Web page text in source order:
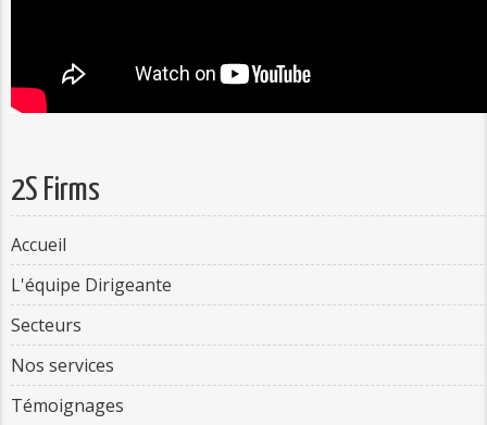
2S Firms
Accueil
L'équipe Dirigeante
Secteurs
Nos services
Témoignages